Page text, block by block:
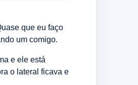
que eu faço
um comigo.
e ele está
o lateral ficava e